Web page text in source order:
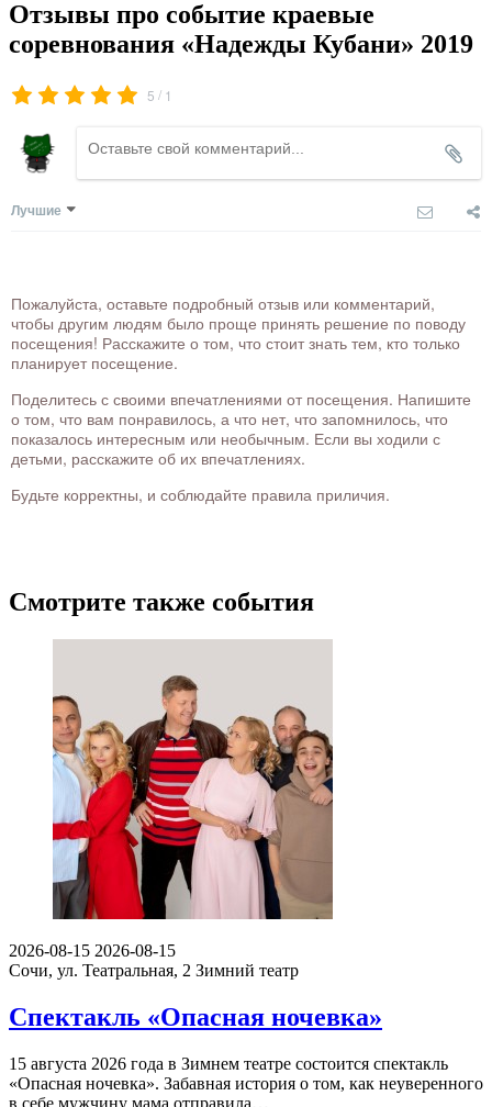
Отзывы про событие краевые
соревнования «Надежды Кубани» 2019
5 / 1
Лучшие
Пожалуйста, оставьте подробный отзыв или комментарий,
чтобы другим людям было проще принять решение по поводу
посещения! Расскажите о том, что стоит знать тем, кто только
планирует посещение.
Поделитесь с своими впечатлениями от посещения. Напишите
о том, что вам понравилось, а что нет, что запомнилось, что
показалось интересным или необычным. Если вы ходили с
детьми, расскажите об их впечатлениях.
Будьте корректны, и соблюдайте правила приличия.
Смотрите также события
2026-08-15 2026-08-15
Сочи, ул. Театральная, 2 Зимний театр
Спектакль «Опасная ночевка»
15 августа 2026 года в Зимнем театре состоится спектакль
«Опасная ночевка». Забавная история о том, как неуверенного
в себе мужчину мама отправила…